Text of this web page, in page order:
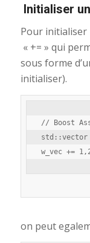
Initialiser
Pour initialiser
« += » qui
sous forme
initialiser).
// Boost
std::vector
on peut